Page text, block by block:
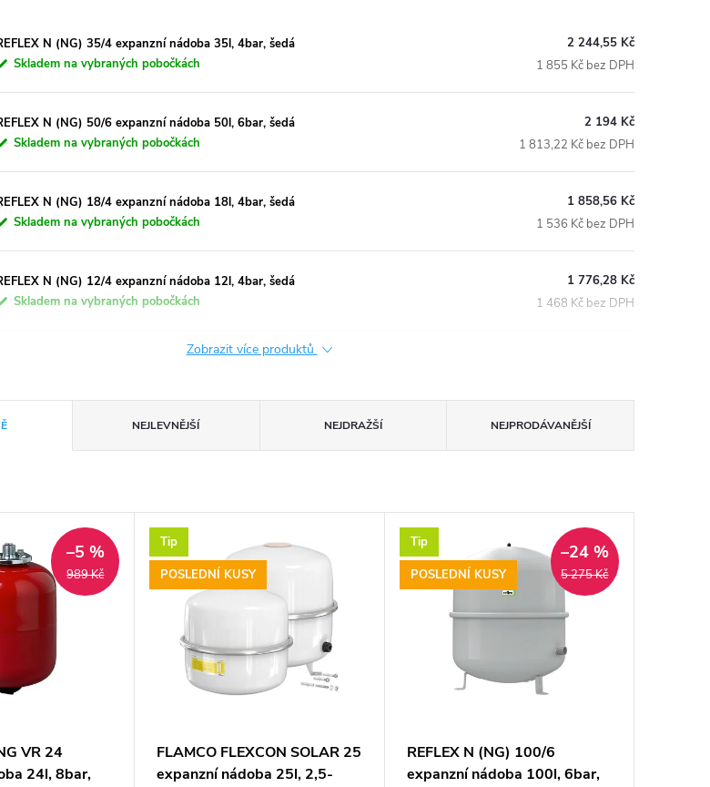
N (NG) 35/4 expanzní nádoba 35l, 4bar, šedá
Skladem na vybraných pobočkách
2 244,55 Kč
1 855 Kč bez DPH
N (NG) 50/6 expanzní nádoba 50l, 6bar, šedá
Skladem na vybraných pobočkách
2 194 Kč
1 813,22 Kč bez DPH
N (NG) 18/4 expanzní nádoba 18l, 4bar, šedá
Skladem na vybraných pobočkách
1 858,56 Kč
1 536 Kč bez DPH
N (NG) 12/4 expanzní nádoba 12l, 4bar, šedá
Skladem na vybraných pobočkách
1 776,28 Kč
1 468 Kč bez DPH
Zobrazit více produktů
NEJLEVNĚJŠÍ NEJDRAŽŠÍ NEJPRODÁVANĚJŠÍ
989 Kč
–5 %
VR 24
24l, 8bar,
Tip
POSLEDNÍ KUSY
FLAMCO FLEXCON SOLAR 25
expanzní nádoba 25l, 2,5-
Tip
POSLEDNÍ KUSY
5 275 Kč
–24 %
REFLEX N (NG) 100/6
expanzní nádoba 100l, 6bar,